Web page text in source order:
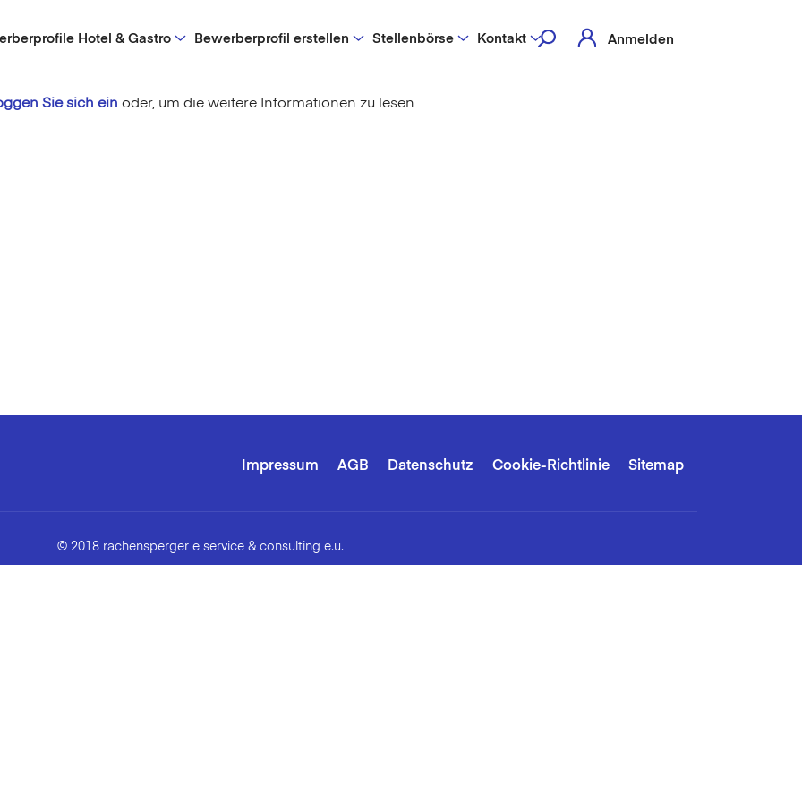
Hotel & Gastro Bewerberprofil erstellen Stellenbörse Kontakt Anmelden
Sie sich ein oder, um die weitere Informationen zu lesen
Impressum AGB Datenschutz Cookie-Richtlinie Sitemap
© 2018 rachensperger e service & consulting e.u.